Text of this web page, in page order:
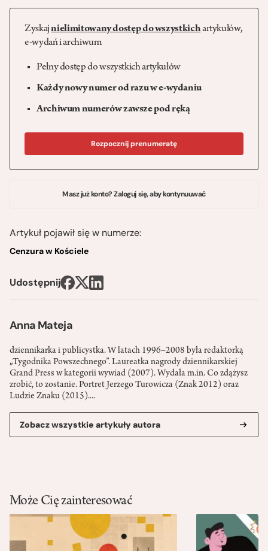
Anna Mateja
dziennikarka i publicystka. W latach 1996–2008 była redaktorką
„Tygodnika Powszechnego”. Laureatka nagrody dziennikarskiej
Grand Press w kategorii wywiad (2007). Wydała m.in. Co zdążysz
zrobić, to zostanie. Portret Jerzego Turowicza (Znak 2012) oraz
Ludzie Znaku (2015)....
Zobacz wszystkie artykuły autora
Zyskajnielimitowany dostęp do wszystkichartykułów,
e-wydań i archiwum
Pełny dostęp do wszystkich artykułów
Każdy nowy numer od razu w e-wydaniu
Archiwum numerów zawsze pod ręką
Rozpocznij prenumeratę
Masz już konto? Zaloguj się, aby kontynuuwać
Artykuł pojawił się w numerze:
Cenzura w Kościele
Udostępnij
Może Cię zainteresować